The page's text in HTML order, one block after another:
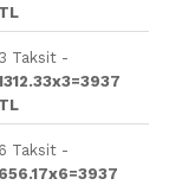
TL
3 Taksit -
TL
6 Taksit -
656.17x6=3937